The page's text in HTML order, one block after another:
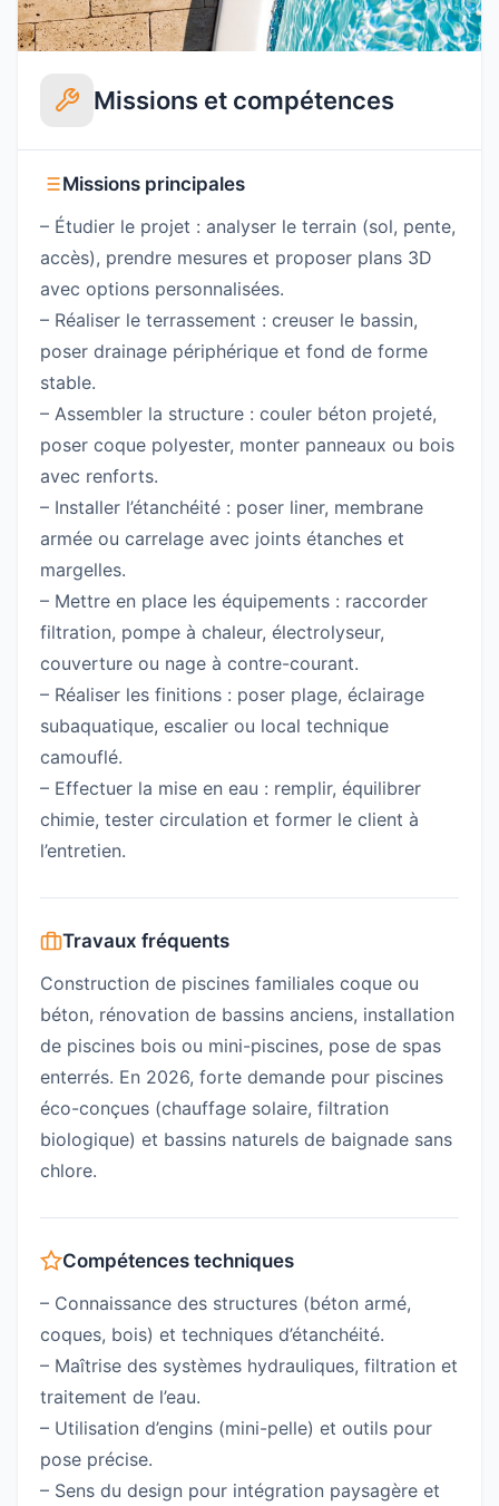
Missions et compétences
Missions principales
– Étudier le projet : analyser le terrain (sol, pente,
accès), prendre mesures et proposer plans 3D
avec options personnalisées.
– Réaliser le terrassement : creuser le bassin,
poser drainage périphérique et fond de forme
stable.
– Assembler la structure : couler béton projeté,
poser coque polyester, monter panneaux ou bois
avec renforts.
– Installer l’étanchéité : poser liner, membrane
armée ou carrelage avec joints étanches et
margelles.
– Mettre en place les équipements : raccorder
filtration, pompe à chaleur, électrolyseur,
couverture ou nage à contre-courant.
– Réaliser les finitions : poser plage, éclairage
subaquatique, escalier ou local technique
camouflé.
– Effectuer la mise en eau : remplir, équilibrer
chimie, tester circulation et former le client à
l’entretien.
Travaux fréquents
Construction de piscines familiales coque ou
béton, rénovation de bassins anciens, installation
de piscines bois ou mini-piscines, pose de spas
enterrés. En 2026, forte demande pour piscines
éco-conçues (chauffage solaire, filtration
biologique) et bassins naturels de baignade sans
chlore.
Compétences techniques
– Connaissance des structures (béton armé,
coques, bois) et techniques d’étanchéité.
– Maîtrise des systèmes hydrauliques, filtration et
traitement de l’eau.
– Utilisation d’engins (mini-pelle) et outils pour
pose précise.
– Sens du design pour intégration paysagère et